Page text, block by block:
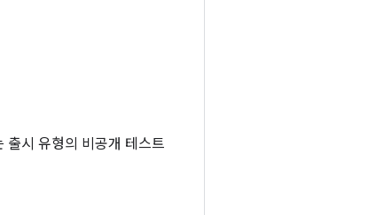
출시 유형의 비공개 테스트